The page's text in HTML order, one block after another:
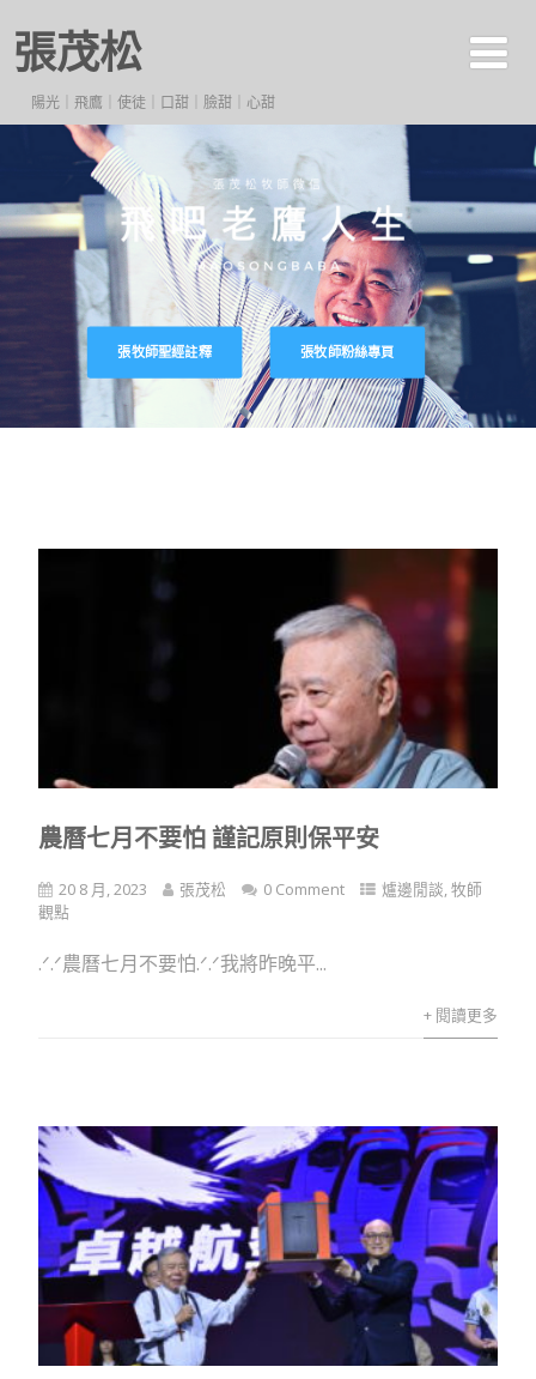
張茂松
陽光｜飛鷹｜使徒｜口甜｜臉甜｜心甜
張牧師聖經註釋 張牧師粉絲專頁
農曆七月不要怕 謹記原則保平安
20 8 月, 2023 張茂松 0 Comment 爐邊閒談,牧師
觀點
.ᐟ.ᐟ農曆七月不要怕.ᐟ.ᐟ我將昨晚平...
+ 閱讀更多